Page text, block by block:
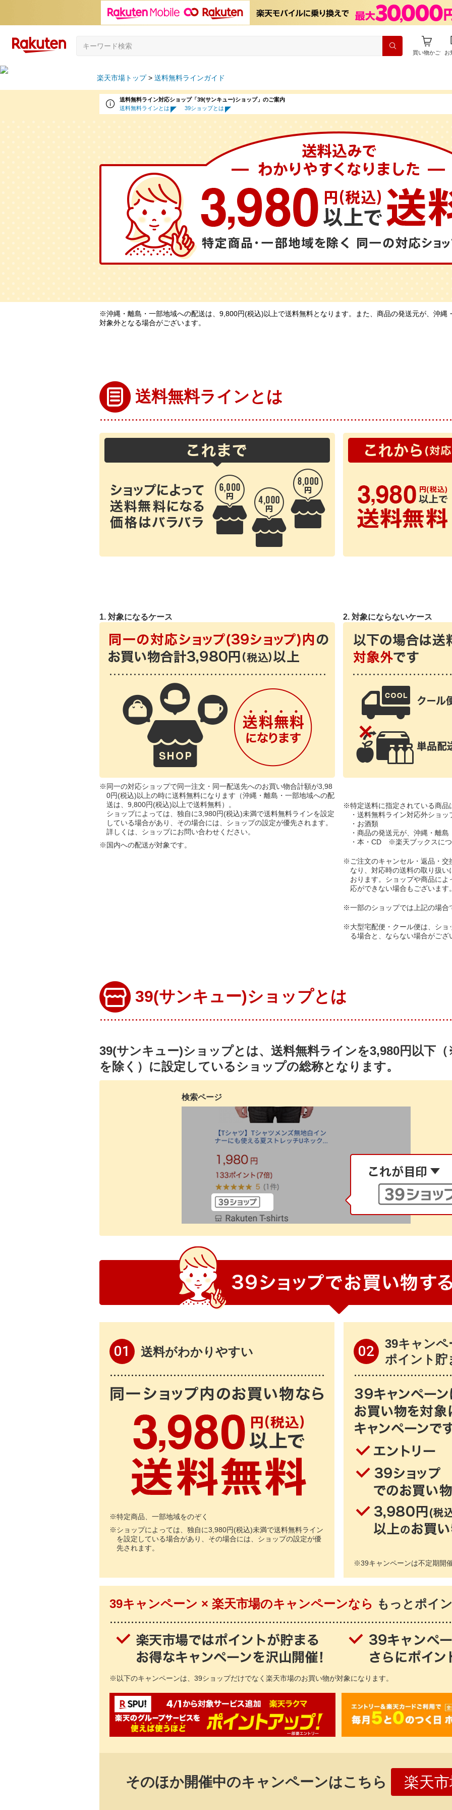
買い物かご お
楽天市場トップ 送料無料ラインガイド
送料無料ライン対応ショップ「39(サンキュー)ショップ」のご案内
送料無料ラインとは
39ショップとは
※沖縄・離島・一部地域への配送は、9,800円(税込)以上で送料無料となります。また、商品の発送元が、沖縄
対象外となる場合がございます。
送料無料ラインとは
1. 対象になるケース
※同一の対応ショップで同一注文・同一配送先へのお買い物合計額が3,98
0円(税込)以上の時に送料無料になります（沖縄・離島・一部地域への配
送は、9,800円(税込)以上で送料無料）。
ショップによっては、独自に3,980円(税込)未満で送料無料ラインを設定
している場合があり、その場合には、ショップの設定が優先されます。
詳しくは、ショップにお問い合わせください。
※ 国内への配送が対象です。
2. 対象にならないケース
※特定送料に指定されている商品
・送料無料ライン対応外ショッ
・お酒類
・商品の発送元が、沖縄・離
・本・CD ※楽天ブックスに
※ ご注文のキャンセル・返品・
なり、対応時の送料の取り扱
おります。ショップや商品に
応ができない場合もございます
※一部のショップでは上記の場
※大型宅配便・クール便は、シ
る場合と、ならない場合がござ
39(サンキュー)ショップとは
39(サンキュー)ショップとは、送料無料ラインを3,980円以下
を除く）に設定しているショップの総称となります。
検索ページ
01 送料がわかりやすい
※特定商品、一部地域をのぞく
※ショップによっては、独自に3,980円(税込)未満で送料無料ライン
を設定している場合があり、その場合には、ショップの設定が優
先されます。
02
39キャンペ
ポイント貯
※39キャンペーンは不定期開
39キャンペーン × 楽天市場のキャンペーンなら もっとポイ
※ 以下のキャンペーンは、39ショップだけでなく楽天市場のお買い物が対象になります。
そのほか開催中のキャンペーンはこちら 楽天